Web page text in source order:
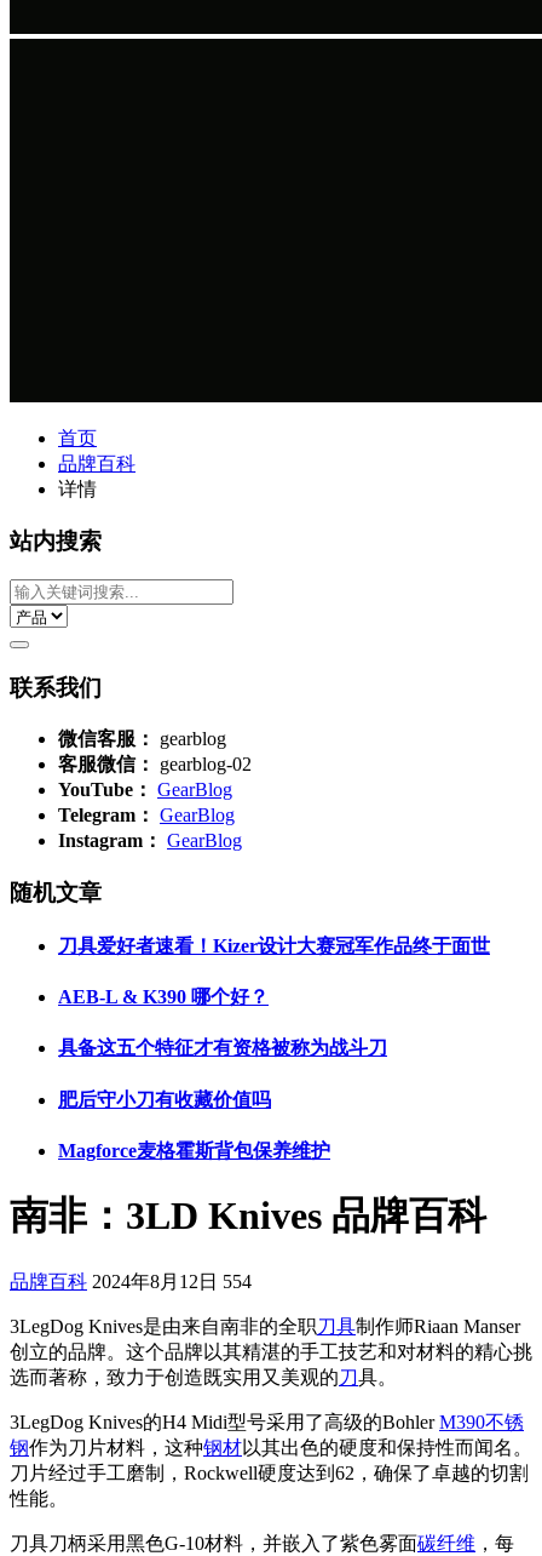
首页
品牌百科
详情
站内搜索
联系我们
微信客服：
gearblog
客服微信：
gearblog-02
YouTube： GearBlog
Telegram： GearBlog
Instagram： GearBlog
随机文章
刀具爱好者速看！Kizer设计大赛冠军作品终于面世
AEB-L & K390 哪个好？
具备这五个特征才有资格被称为战斗刀
肥后守小刀有收藏价值吗
Magforce麦格霍斯背包保养维护
南非：3LD Knives 品牌百科
品牌百科 2024年8月12日 554
3LegDog Knives是由来自南非的全职刀具制作师Riaan Manser
创立的品牌。这个品牌以其精湛的手工技艺和对材料的精心挑
选而著称，致力于创造既实用又美观的刀具。
3LegDog Knives的H4 Midi型号采用了高级的BohlerM390不锈
钢作为刀片材料，这种钢材以其出色的硬度和保持性而闻名。
刀片经过手工磨制，Rockwell硬度达到62，确保了卓越的切割
性能。
刀具刀柄采用黑色G-10材料，并嵌入了紫色雾面碳纤维 ，每